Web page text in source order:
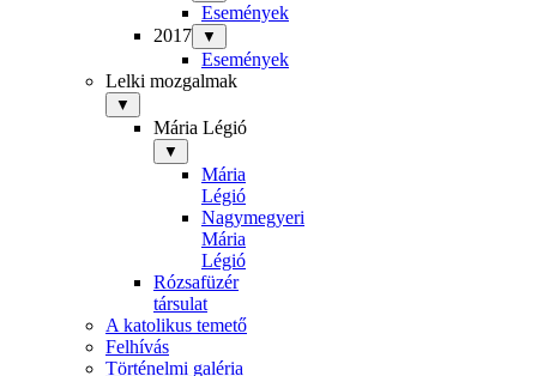
Események
2017
▼
Események
Lelki mozgalmak
▼
Mária Légió
▼
Mária
Légió
Nagymegyeri
Mária
Légió
Rózsafüzér
társulat
A katolikus temető
Felhívás
Történelmi galéria